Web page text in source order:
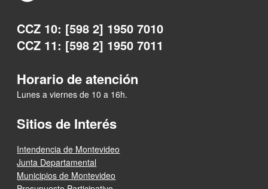
CCZ 10: [598 2] 1950 7010
CCZ 11: [598 2] 1950 7011
Horario de atención
Lunes a viernes de 10 a 16h.
Sitios de Interés
Intendencia de Montevideo
Junta Departamental
Municipios de Montevideo